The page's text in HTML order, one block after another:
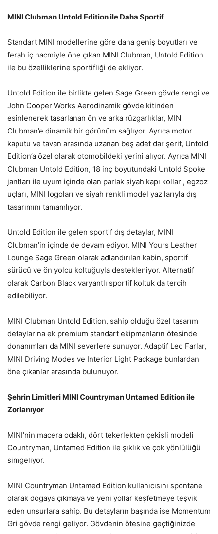
MINI Clubman Untold Edition ile Daha Sportif
Standart MINI modellerine göre daha geniş boyutları ve
ferah iç hacmiyle öne çıkan MINI Clubman, Untold Edition
ile bu özelliklerine sportifliği de ekliyor.
Untold Edition ile birlikte gelen Sage Green gövde rengi ve
John Cooper Works Aerodinamik gövde kitinden
esinlenerek tasarlanan ön ve arka rüzgarlıklar, MINI
Clubman’e dinamik bir görünüm sağlıyor. Ayrıca motor
kaputu ve tavan arasında uzanan beş adet dar şerit, Untold
Edition’a özel olarak otomobildeki yerini alıyor. Ayrıca MINI
Clubman Untold Edition, 18 inç boyutundaki Untold Spoke
jantları ile uyum içinde olan parlak siyah kapı kolları, egzoz
uçları, MINI logoları ve siyah renkli model yazılarıyla dış
tasarımını tamamlıyor.
Untold Edition ile gelen sportif dış detaylar, MINI
Clubman’in içinde de devam ediyor. MINI Yours Leather
Lounge Sage Green olarak adlandırılan kabin, sportif
sürücü ve ön yolcu koltuğuyla destekleniyor. Alternatif
olarak Carbon Black varyantlı sportif koltuk da tercih
edilebiliyor.
MINI Clubman Untold Edition, sahip olduğu özel tasarım
detaylarına ek premium standart ekipmanların ötesinde
donanımları da MINI severlere sunuyor. Adaptif Led Farlar,
MINI Driving Modes ve Interior Light Package bunlardan
öne çıkanlar arasında bulunuyor.
Şehrin Limitleri MINI Countryman Untamed Edition ile
Zorlanıyor
MINI’nin macera odaklı, dört tekerlekten çekişli modeli
Countryman, Untamed Edition ile şıklık ve çok yönlülüğü
simgeliyor.
MINI Countryman Untamed Edition kullanıcısını spontane
olarak doğaya çıkmaya ve yeni yollar keşfetmeye teşvik
eden unsurlara sahip. Bu detayların başında ise Momentum
Gri gövde rengi geliyor. Gövdenin ötesine geçtiğinizde